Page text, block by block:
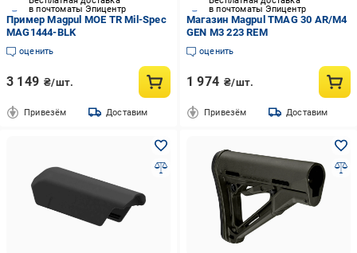
в почтоматы Эпицентр
Пример Magpul MOE TR Mil-Spec
MAG1444-BLK
оценить
3 149 ₴/шт.
Привезём Доставим
в почтоматы Эпицентр
Магазин Magpul TMAG 30 AR/M4
GEN M3 223 REM
оценить
1 974 ₴/шт.
Привезём Доставим